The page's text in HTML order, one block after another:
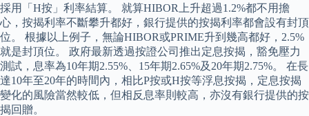
採用「H按」利率結算。 就算HIBOR上升超過1.2%都不用擔
心，按揭利率不斷攀升都好，銀行提供的按揭利率都會設有封頂
位。 根據以上例子，無論HIBOR或PRIME升到幾高都好，2.5%
就是封頂位。 政府最新透過按證公司推出定息按揭，豁免壓力
測試，息率為10年期2.55%、15年期2.65%及20年期2.75%。 在長
達10年至20年的時間內，相比P按或H按等浮息按揭，定息按揭
變化的風險當然較低，但相反息率則較高，亦沒有銀行提供的按
揭回贈。